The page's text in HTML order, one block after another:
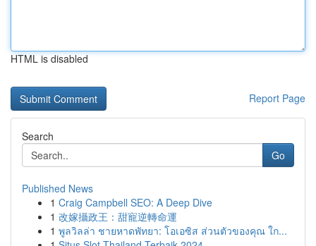
HTML is disabled
Report Page
Search
Go
Published News
1 Craig Campbell SEO: A Deep Dive
1 改嫁攝政王：甜寵逆轉命運
1 พูลวิลล่า ชายหาดพัทยา: โอเอซิส ส่วนตัวของคุณ ใก...